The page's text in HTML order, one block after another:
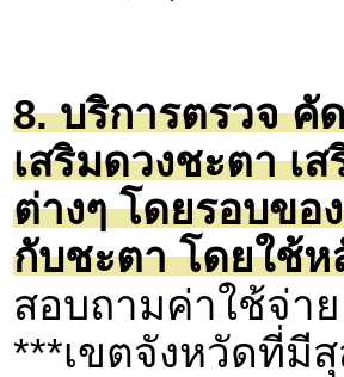
8. บริการตรวจ คั
เสริมดวงชะตา เ
ต่างๆ โดยรอบขอ
กับชะตา โดยใช้
สอบถามค่าใช้จ่า
***เขตจังหวัดที่มี